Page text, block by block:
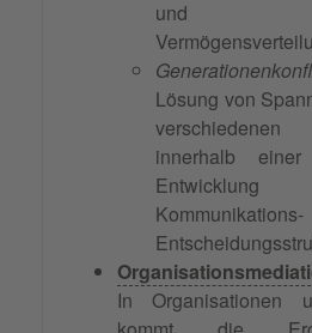
und
Lösung von
innerhalb
In Organisationen